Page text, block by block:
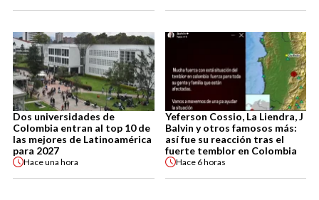
Dos universidades de
Colombia entran al top 10 de
las mejores de Latinoamérica
para 2027
Haceuna hora
Yeferson Cossio, La Liendra, J
Balvin y otros famosos más:
así fue su reacción tras el
fuerte temblor en Colombia
Hace 6 horas